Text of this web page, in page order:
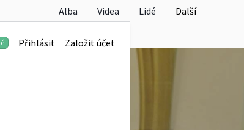
Alba Videa Lidé Další
Přihlásit Založit účet